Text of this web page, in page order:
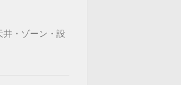
・ゾーン・設